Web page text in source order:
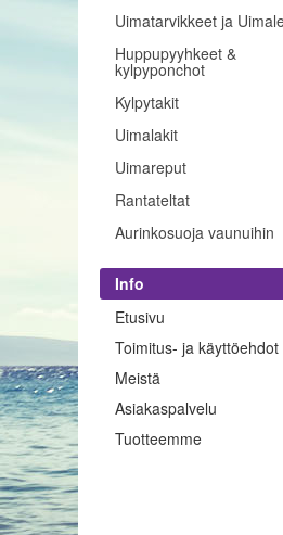
Uimatarvikkeet ja
Huppupyyhkeet &
kylpyponchot
Kylpytakit
Uimalakit
Uimareput
Rantateltat
Aurinkosuoja vaunuihin
Info
Etusivu
Toimitus- ja käyttöehdot
Meistä
Asiakaspalvelu
Tuotteemme